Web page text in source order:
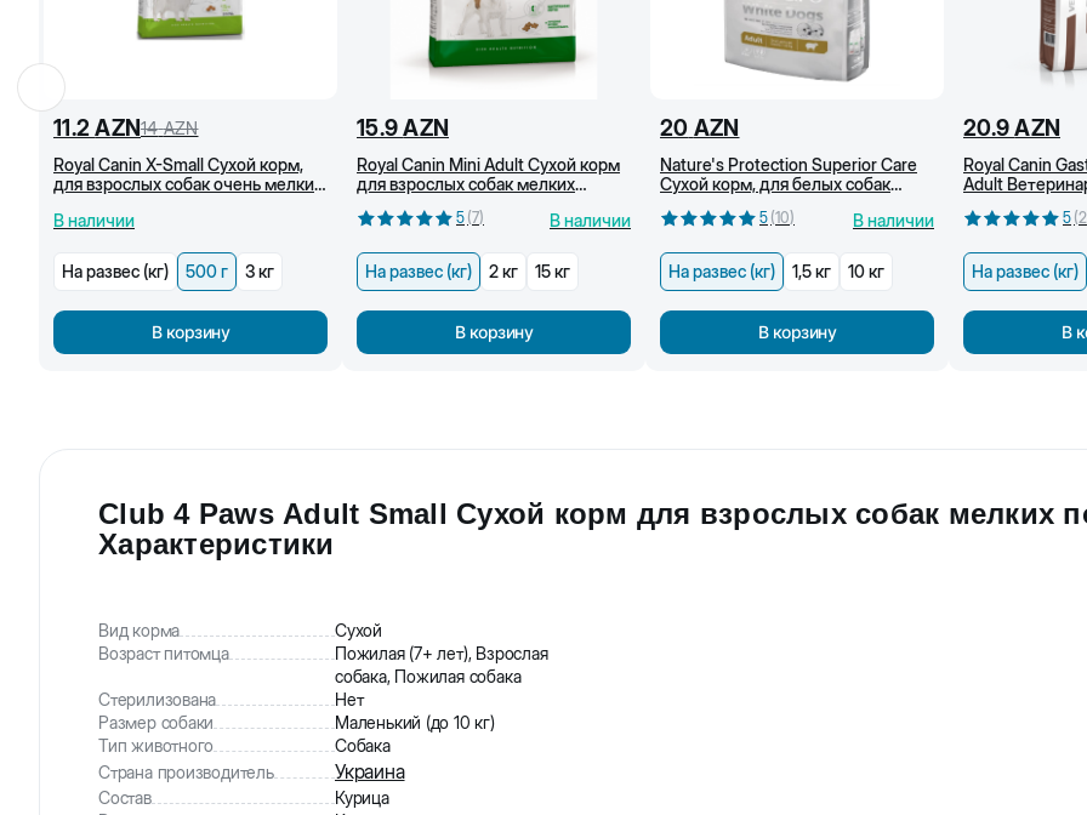
11.2 AZN14 AZN
Royal Canin X-Small Сухой корм,
для взрослых собак очень мелких
В наличии
На развес (кг) 500 г 3 кг
В корзину
15.9 AZN
Royal Canin Mini Adult Сухой корм
для взрослых собак мелких
5 (7) В наличии
На развес (кг) 2 кг 15 кг
В корзину
20 AZN
Nature's Protection Superior Care
Сухой корм, для белых собак
ягненком (кг)5 (10) В наличии
На развес (кг) 1,5 кг 10 кг
В корзину
20.9 AZN
Royal Canin
Adult
пищеварения,
5 (2
На развес (кг)
В
Club 4 Paws Adult Small Сухой корм для взрослых собак мелких
Характеристики
Вид корма
Сухой
Возраст питомца
Пожилая (7+ лет), Взрослая
собака, Пожилая собака
Стерилизована
Нет
Размер собаки
Маленький (до 10 кг)
Тип животного
Собака
Страна производитель
Украина
Состав
Курица